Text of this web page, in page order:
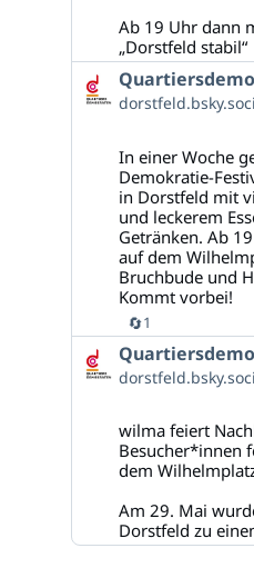
Ab 19 Uhr dann
„Dorstfeld stabil“
Beitrag
von
Quartiersdemokraten
Bluesky
ansehen
In einer Woche
Demokratie-
in Dorstfeld mit
und leckerem
Getränken. Ab
auf dem
Bruchbude und
Kommt vorbei!
🔄1
Beitrag
von
Quartiersdemokraten
Bluesky
ansehen
wilma feiert
Besucher*innen
dem
Am 29. Mai
Dorstfeld zu